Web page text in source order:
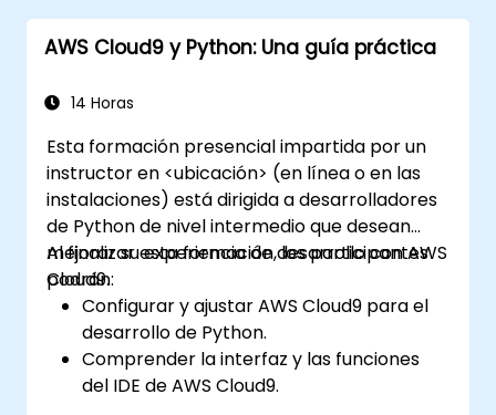
aprendizaje no supervisado (agrupamiento y
detección de anomalías) y las arquitecturas
métodos probados para trabajar con scikit-
Jupyter en el desarrollo práctico de IA. Ayuda
a los profesionales a implementar modelos
prácticos de aprendizaje automático, evaluar
las limitaciones de los algoritmos y completar
proyectos aplicados para resolver
problemas del mundo real.
AWS Cloud9 y Python: Una guía práctica
14 Horas
Esta formación presencial impartida por un
instructor en <ubicación> (en línea o en las
instalaciones) está dirigida a desarrolladores
de Python de nivel intermedio que desean
mejorar su experiencia de desarrollo con AWS
Cloud9.
Al finalizar esta formación, los participantes
podrán:
Configurar y ajustar AWS Cloud9 para el
desarrollo de Python.
Comprender la interfaz y las funciones
del IDE de AWS Cloud9.